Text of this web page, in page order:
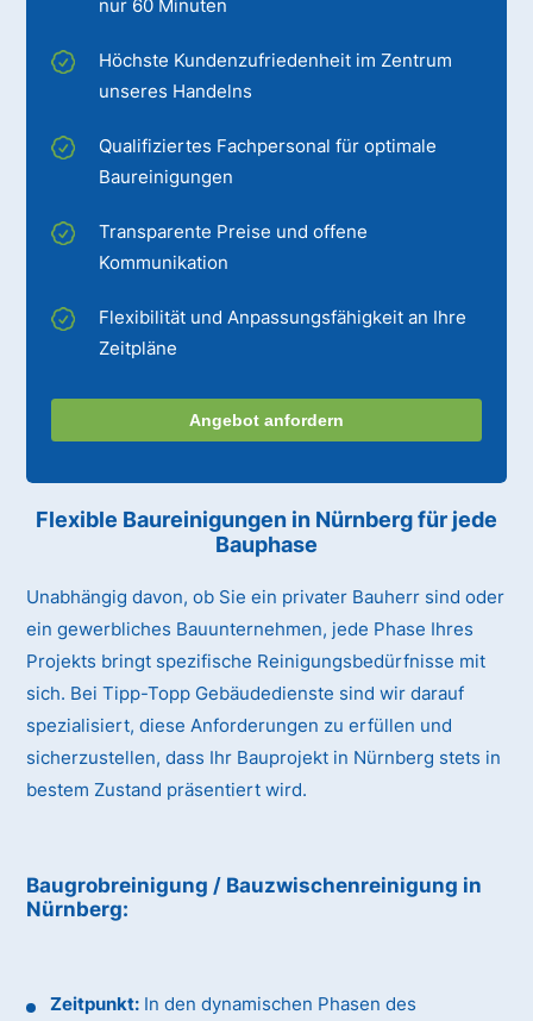
nur 60 Minuten
Höchste Kundenzufriedenheit im Zentrum
unseres Handelns
Qualifiziertes Fachpersonal für optimale
Baureinigungen
Transparente Preise und offene
Kommunikation
Flexibilität und Anpassungsfähigkeit an Ihre
Zeitpläne
Angebot anfordern
Flexible Baureinigungen in Nürnbergfür jede
Bauphase
Unabhängig davon, ob Sie ein privater Bauherr sind oder
ein gewerbliches Bauunternehmen, jede Phase Ihres
Projekts bringt spezifische Reinigungsbedürfnisse mit
sich. Bei Tipp-Topp Gebäudedienste sind wir darauf
spezialisiert, diese Anforderungen zu erfüllen und
sicherzustellen, dass Ihr Bauprojekt in Nürnberg stets in
bestem Zustand präsentiert wird.
Baugrobreinigung / Bauzwischenreinigung in
Nürnberg:
Zeitpunkt: In den dynamischen Phasen des